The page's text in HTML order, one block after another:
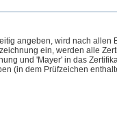
angeben, wird nach allen
ein, werden alle
und 'Mayer' in das
(in dem Prüfzeichen